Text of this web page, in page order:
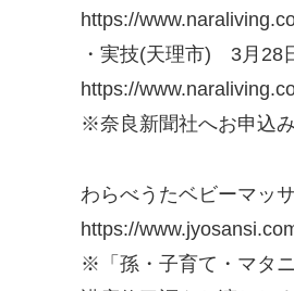
https://
・実技(天理市) 3月28
https://
※奈良新聞社へお申込み
わらべうたベビーマッ
https://
※「孫・子育て・マタ